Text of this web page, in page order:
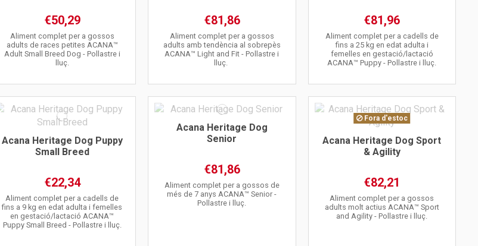
€50,29
Aliment complet per a gossos
adults de races petites ACANA™
Adult Small Breed Dog - Pollastre i
lluç.
€81,86
Aliment complet per a gossos
adults amb tendència al sobrepès
ACANA™ Light and Fit - Pollastre i
lluç.
€81,96
Aliment complet per a cadells de
fins a 25 kg en edat adulta i
femelles en gestació/lactació
ACANA™ Puppy - Pollastre i lluç.
Acana Heritage Dog Puppy
Small Breed
€22,34
Aliment complet per a cadells de
fins a 9 kg en edat adulta i femelles
en gestació/lactació ACANA™
Puppy Small Breed - Pollastre i lluç.
Acana Heritage Dog
Senior
€81,86
Aliment complet per a gossos de
més de 7 anys ACANA™ Senior -
Pollastre i lluç.
Fora d'estoc
Acana Heritage Dog Sport
& Agility
€82,21
Aliment complet per a gossos
adults molt actius ACANA™ Sport
and Agility - Pollastre i lluç.